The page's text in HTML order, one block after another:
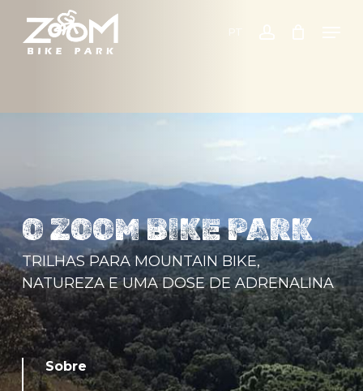
main
O ZOOM BIKE PARK
TRILHAS PARA MOUNTAIN BIKE,
NATUREZA E UMA DOSE DE ADRENALINA
Sobre